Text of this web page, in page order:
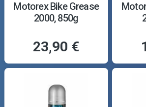
Motorex Bike Grease
2000, 850g
23,90 €